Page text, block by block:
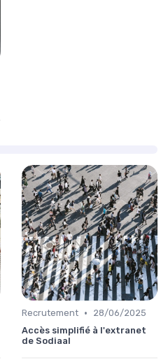
Recrutement •
28/06/2025
Accès simplifié à l'extranet
de Sodiaal